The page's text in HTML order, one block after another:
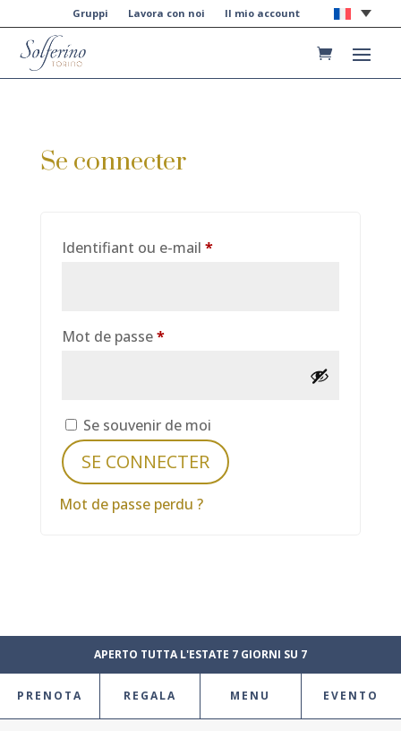
Gruppi Lavora con noi Il mio account
Se connecter
Identifiant ou e-mail *Obligatoire
Mot de passe*Obligatoire
Se souvenir de moi
SE CONNECTER
Mot de passe perdu ?
APERTO TUTTA L'ESTATE 7 GIORNI SU 7
PRENOTA REGALA MENU EVENTO